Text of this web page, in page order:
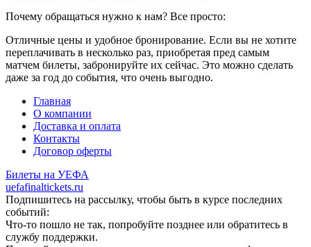
Почему обращаться нужно к нам? Все просто:
Отличные цены и удобное бронирование. Если вы не хотите
переплачивать в несколько раз, приобретая пред самым
матчем билеты, забронируйте их сейчас. Это можно сделать
даже за год до события, что очень выгодно.
Главная
О компании
Доставка и оплата
Контакты
Договор оферты
Билеты на УЕФА
uefafinaltickets.ru
Подпишитесь на рассылку, чтобы быть в курсе последних
событий:
Что-то пошло не так, попробуйте позднее или обратитесь в
службу поддержки.